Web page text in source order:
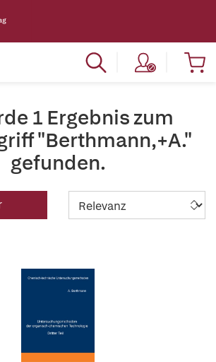
1 Ergebnis zum
"Berthmann,+A."
gefunden.